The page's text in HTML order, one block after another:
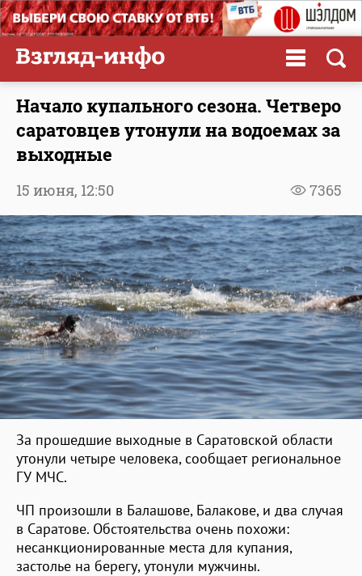
Начало купального сезона. Четверо
саратовцев утонули на водоемах за
выходные
7365
15 июня, 12:50
За прошедшие выходные в Саратовской области
утонули четыре человека, сообщает региональное
ГУ МЧС.
ЧП произошли в Балашове, Балакове, и два случая
в Саратове. Обстоятельства очень похожи:
несанкционированные места для купания,
застолье на берегу, утонули мужчины.